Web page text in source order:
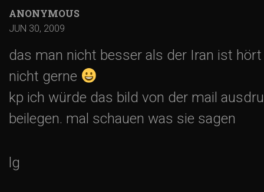
g
s
-
N
v
ANONYMOUS
JUN 30, 2009
das man nicht besser als der Iran ist
nicht gerne
kp ich würde das bild von der mail
beilegen. mal schauen was sie sagen
lg